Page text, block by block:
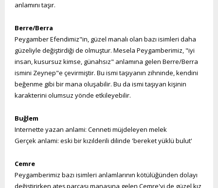
anlamını taşır.
Berre/Berra
Peygamber Efendimiz"in, güzel manalı olan bazı isimleri daha
güzeliyle değiştirdiği de olmuştur. Mesela Peygamberimiz, "iyi
insan, kusursuz kimse, günahsız" anlamına gelen Berre/Berra
ismini Zeynep"e çevirmiştir. Bu ismi taşıyanın zihninde, kendini
beğenme gibi bir mana oluşabilir. Bu da ismi taşıyan kişinin
karakterini olumsuz yönde etkileyebilir.
Buğlem
Internette yazan anlami: Cenneti müjdeleyen melek
Gerçek anlami: eski bir kızılderili dilinde 'bereket yüklü bulut'
Cemre
Peygamberimiz bazı isimleri anlamlarının kötülüğünden dolayı
değiştirirken ateş parçası manasına gelen Cemre'yi de güzel kız